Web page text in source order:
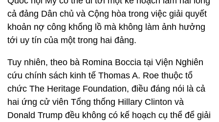
cả đảng Dân chủ và Cộng hòa trong việc giải quyết
khoản nợ công khổng lồ mà không làm ảnh hưởng
tới uy tín của một trong hai đảng.
Tuy nhiên, theo bà Romina Boccia tại Viện Nghiên
cứu chính sách kinh tế Thomas A. Roe thuộc tổ
chức The Heritage Foundation, điều đáng nói là cả
hai ứng cử viên Tổng thống Hillary Clinton và
Donald Trump đều không có kế hoạch cụ thể để giải